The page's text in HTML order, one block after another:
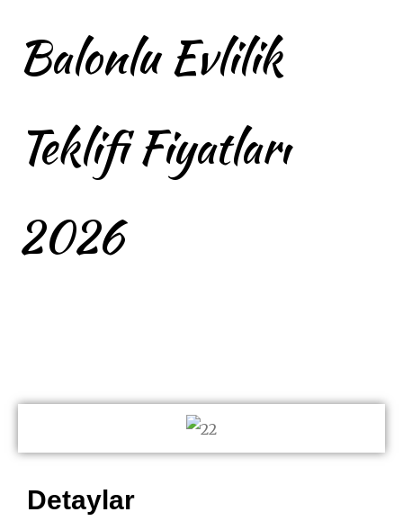
Balonlu Evlilik
Teklifi Fiyatları
2026
Detaylar